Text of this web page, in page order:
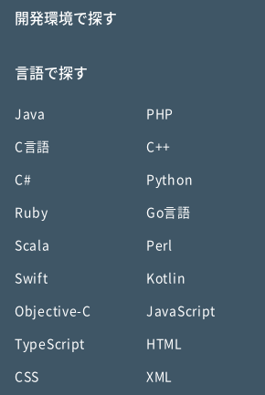
開発環境で探す
言語で探す
Java PHP
C言語 C++
C# Python
Ruby Go言語
Scala Perl
Swift Kotlin
Objective-C JavaScript
TypeScript HTML
CSS XML